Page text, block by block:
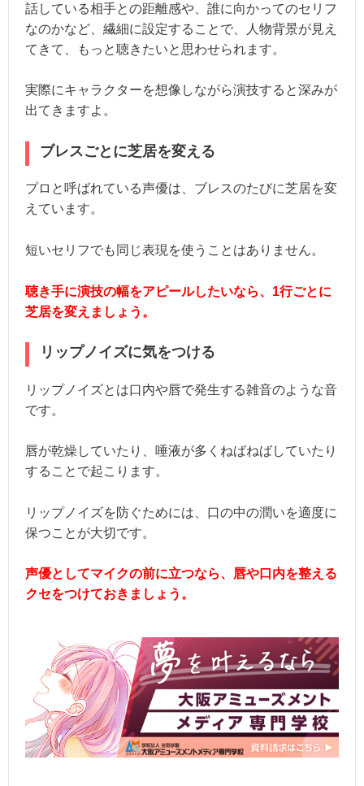
話している相手との距離感や、誰に向かってのセリフ
なのかなど、繊細に設定することで、人物背景が見え
てきて、もっと聴きたいと思わせられます。
実際にキャラクターを想像しながら演技すると深みが
出てきますよ。
ブレスごとに芝居を変える
プロと呼ばれている声優は、ブレスのたびに芝居を変
えています。
短いセリフでも同じ表現を使うことはありません。
聴き手に演技の幅をアピールしたいなら、1行ごとに
芝居を変えましょう。
リップノイズに気をつける
リップノイズとは口内や唇で発生する雑音のような音
です。
唇が乾燥していたり、唾液が多くねばねばしていたり
することで起こります。
リップノイズを防ぐためには、口の中の潤いを適度に
保つことが大切です。
声優としてマイクの前に立つなら、唇や口内を整える
クセをつけておきましょう。